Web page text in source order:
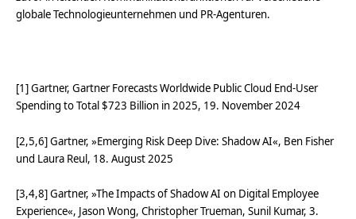
globale Technologieunternehmen und PR-Agenturen.
[1] Gartner, Gartner Forecasts Worldwide Public Cloud End-User
Spending to Total $723 Billion in 2025, 19. November 2024
[2,5,6] Gartner, »Emerging Risk Deep Dive: Shadow AI«, Ben Fisher
und Laura Reul, 18. August 2025
[3,4,8] Gartner, »The Impacts of Shadow AI on Digital Employee
Experience«, Jason Wong, Christopher Trueman, Sunil Kumar, 3.